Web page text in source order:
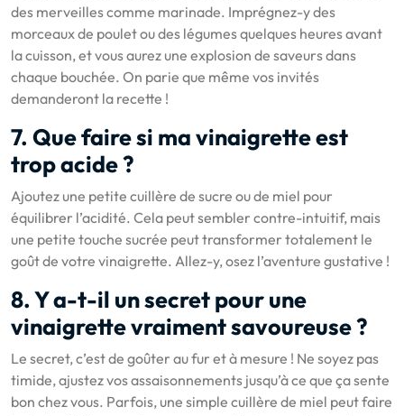
des merveilles comme marinade. Imprégnez-y des
morceaux de poulet ou des légumes quelques heures avant
la cuisson, et vous aurez une explosion de saveurs dans
chaque bouchée. On parie que même vos invités
demanderont la recette !
7. Que faire si ma vinaigrette est
trop acide ?
Ajoutez une petite cuillère de sucre ou de miel pour
équilibrer l’acidité. Cela peut sembler contre-intuitif, mais
une petite touche sucrée peut transformer totalement le
goût de votre vinaigrette. Allez-y, osez l’aventure gustative !
8. Y a-t-il un secret pour une
vinaigrette vraiment savoureuse ?
Le secret, c’est de goûter au fur et à mesure ! Ne soyez pas
timide, ajustez vos assaisonnements jusqu’à ce que ça sente
bon chez vous. Parfois, une simple cuillère de miel peut faire